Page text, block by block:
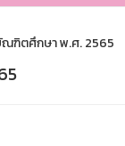
ฑิตศึกษา พ.ศ. 2565